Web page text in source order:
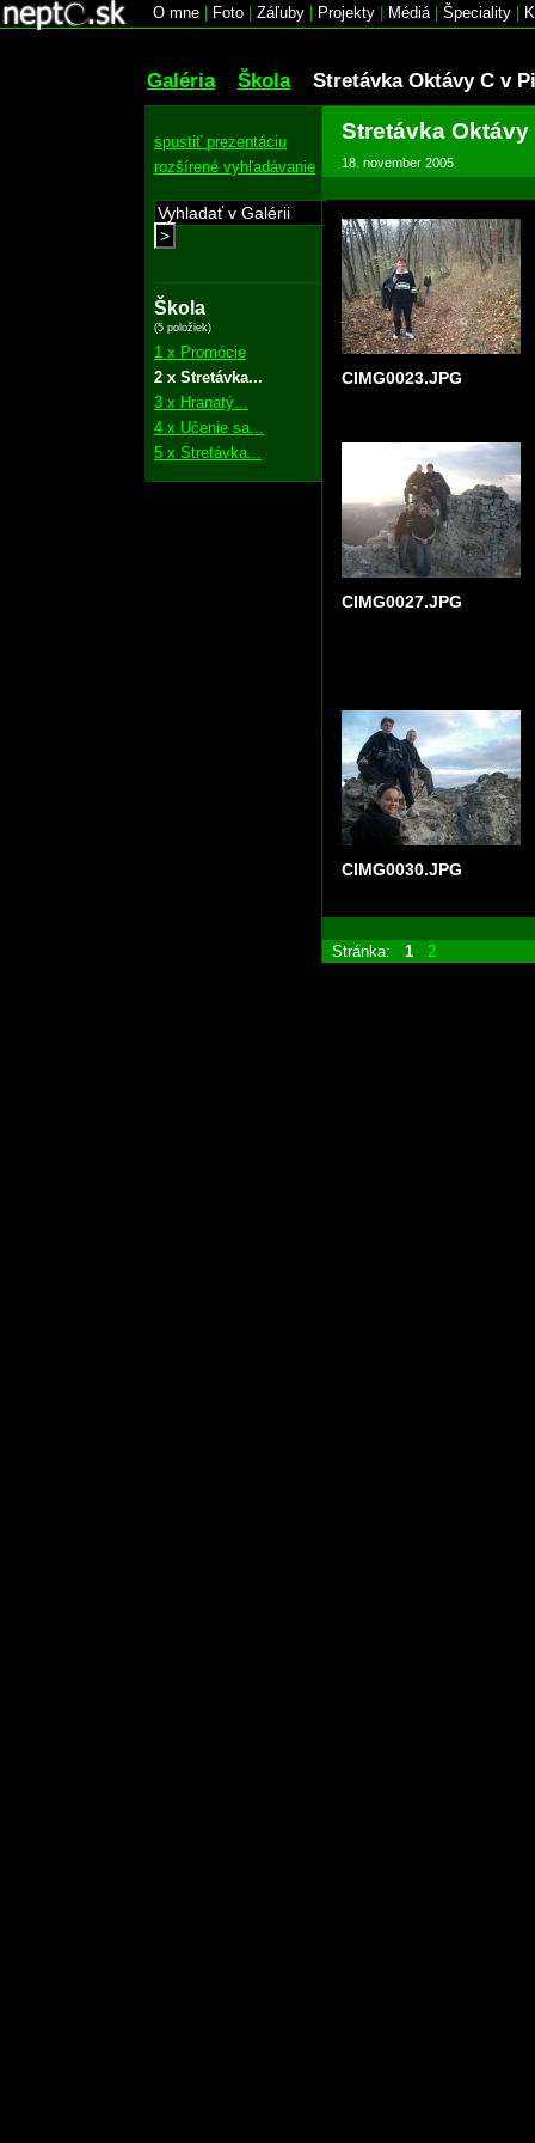
O mne Foto Záľuby Projekty Médiá| Špeciality
Galéria Škola Stretávka Oktávy C v
spustiť prezentáciu
rozšírené vyhľadávanie
>
Škola
(5 položiek)
1 x Promócie
2 x Stretávka...
3 x Hranatý...
4 x Učenie sa...
5 x Stretávka...
Stretávka
18. november 2005
CIMG0023.JPG
CIMG0027.JPG
CIMG0030.JPG
Stránka: 1 2